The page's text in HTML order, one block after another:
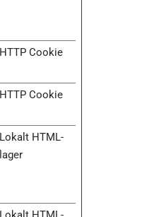
HTTP Cookie
HTTP Cookie
Lokalt HTML-
lager